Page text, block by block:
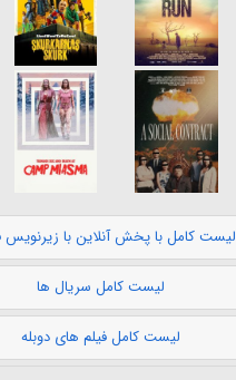
لیست کامل با پخش آنلاین با زیرنویس
لیست کامل سریال ها
لیست کامل فیلم های دوبله